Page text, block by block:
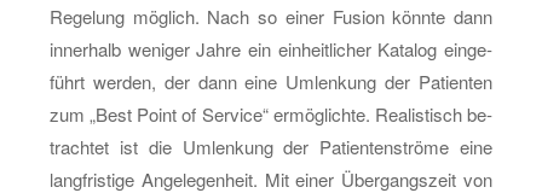
Re­ge­lung mög­lich. Nach so einer Fu­si­on könn­te dann
in­ner­halb we­ni­ger Jahre ein ein­heit­li­cher Ka­ta­log ein­ge­
führt wer­den, der dann eine Um­len­kung der Pa­ti­en­ten
zum „Best Point of Ser­vice“ er­mög­lich­te. Rea­lis­tisch be­
trach­tet ist die Um­len­kung der Pa­ti­en­ten­strö­me eine
lang­fris­ti­ge An­ge­le­gen­heit. Mit einer Über­gangs­zeit von